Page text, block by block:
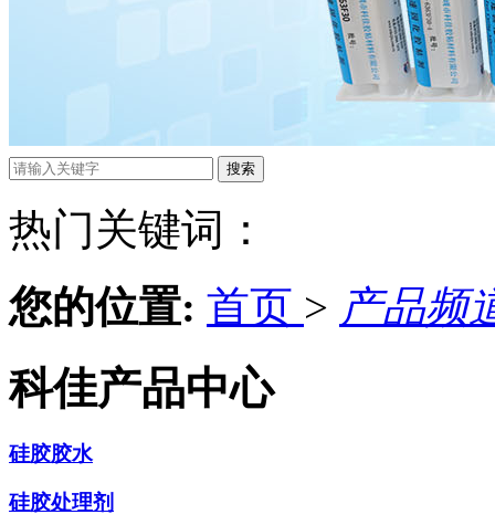
热门关键词：
您的位置: 首页 > 产品频
科佳产品中心
硅胶胶水
硅胶处理剂